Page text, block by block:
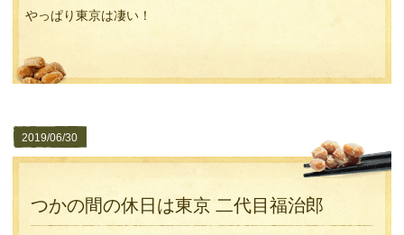
やっぱり東京は凄い！
2019/06/30
つかの間の休日は東京 二代目福治郎